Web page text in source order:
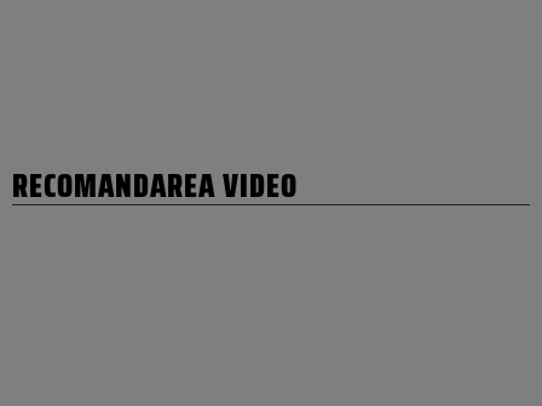
RECOMANDAREA VIDEO